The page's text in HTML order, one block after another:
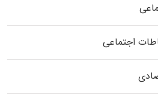
اجتماعی